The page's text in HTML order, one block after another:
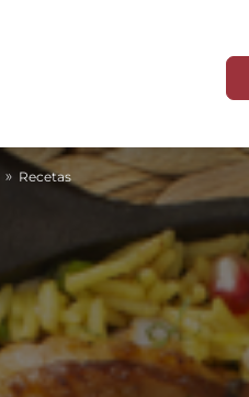
» Recetas